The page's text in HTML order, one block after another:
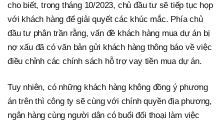
cho biết, trong tháng 10/2023, chủ đầu tư sẽ tiếp tục họp
với khách hàng để giải quyết các khúc mắc. Phía chủ
đầu tư phân trần rằng, vấn đề khách hàng mua dự án bị
nợ xấu đã có văn bản gửi khách hàng thông báo về việc
điều chỉnh các chính sách hỗ trợ vay tiền mua dự án.
Tuy nhiên, có những khách hàng không đồng ý phương
án trên thì công ty sẽ cùng với chính quyền địa phương,
ngân hàng cùng người dân có buổi đối thoại làm việc